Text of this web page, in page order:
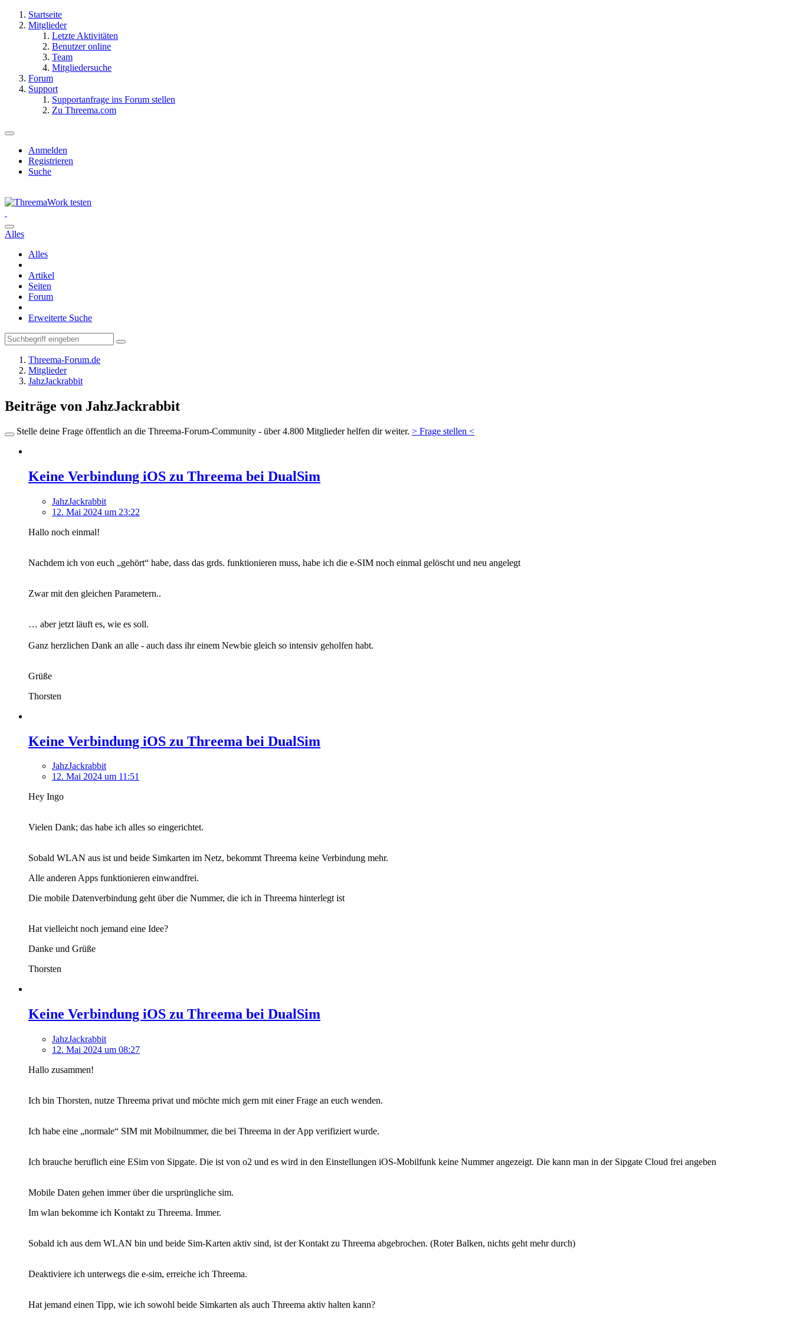
Startseite
Mitglieder
Letzte Aktivitäten
Benutzer online
Team
Mitgliedersuche
Forum
Support
Supportanfrage ins Forum stellen
Zu Threema.com
Anmelden
Registrieren
Suche
Alles
Alles
Artikel
Seiten
Forum
Erweiterte Suche
Threema-Forum.de
Mitglieder
JahzJackrabbit
Beiträge von JahzJackrabbit
Stelle deine Frage öffentlich an die Threema-Forum-Community - über 4.800 Mitglieder helfen dir weiter. > Frage stellen <
Keine Verbindung iOS zu Threema bei DualSim
JahzJackrabbit
12. Mai 2024 um 23:22
Hallo noch einmal!
Nachdem ich von euch „gehört“ habe, dass das grds. funktionieren muss, habe ich die e-SIM noch einmal gelöscht und neu angelegt
Zwar mit den gleichen Parametern..
… aber jetzt läuft es, wie es soll.
Ganz herzlichen Dank an alle - auch dass ihr einem Newbie gleich so intensiv geholfen habt.
Grüße
Thorsten
Keine Verbindung iOS zu Threema bei DualSim
JahzJackrabbit
12. Mai 2024 um 11:51
Hey Ingo
Vielen Dank; das habe ich alles so eingerichtet.
Sobald WLAN aus ist und beide Simkarten im Netz, bekommt Threema keine Verbindung mehr.
Alle anderen Apps funktionieren einwandfrei.
Die mobile Datenverbindung geht über die Nummer, die ich in Threema hinterlegt ist
Hat vielleicht noch jemand eine Idee?
Danke und Grüße
Thorsten
Keine Verbindung iOS zu Threema bei DualSim
JahzJackrabbit
12. Mai 2024 um 08:27
Hallo zusammen!
Ich bin Thorsten, nutze Threema privat und möchte mich gern mit einer Frage an euch wenden.
Ich habe eine „normale“ SIM mit Mobilnummer, die bei Threema in der App verifiziert wurde.
Ich brauche beruflich eine ESim von Sipgate. Die ist von o2 und es wird in den Einstellungen iOS-Mobilfunk keine Nummer angezeigt. Die kann man in der Sipgate Cloud frei angeben
Mobile Daten gehen immer über die ursprüngliche sim.
Im wlan bekomme ich Kontakt zu Threema. Immer.
Sobald ich aus dem WLAN bin und beide Sim-Karten aktiv sind, ist der Kontakt zu Threema abgebrochen. (Roter Balken, nichts geht mehr durch)
Deaktiviere ich unterwegs die e-sim, erreiche ich Threema.
Hat jemand einen Tipp, wie ich sowohl beide Simkarten als auch Threema aktiv halten kann?